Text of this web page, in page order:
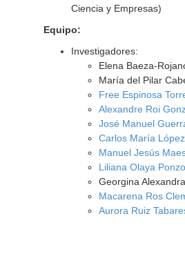
Ciencia y Empresas)
Equipo:
Investigadores:
Elena Baeza-
María del Pilar
Free Espinosa
Alexandre Roi
José Manuel
Carlos María
Manuel Jesús
Liliana Olaya
Georgina
Macarena Ros
Aurora Ruiz